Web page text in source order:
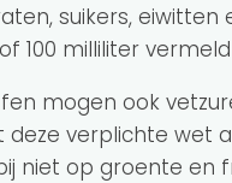
suikers,
100 milliliter
mogen ook
verplichte wet
niet op groente en